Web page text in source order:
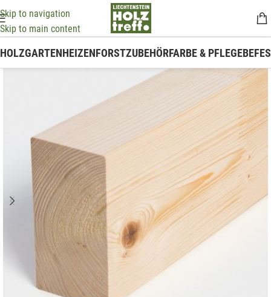
Skip to navigation
Skip to main content
HOLZGARTENHEIZENFORSTZUBEHÖRFARBE & PFLEGE